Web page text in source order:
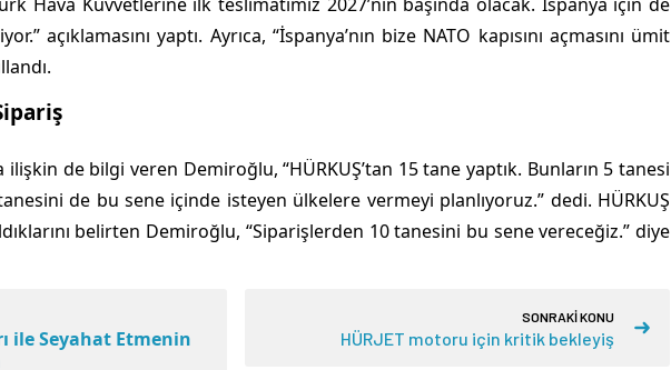
açıklamasını yaptı. Ayrıca, “İspanya’nın bize NATO kapısını açmasını ümit
ilişkin de bilgi veren Demiroğlu, “HÜRKUŞ’tan 15 tane yaptık. Bunların 5 tanesi
de bu sene içinde isteyen ülkelere vermeyi planlıyoruz.” dedi. HÜRKUŞ
belirten Demiroğlu, “Siparişlerden 10 tanesini bu sene vereceğiz.” diye
ile Seyahat Etmenin
SONRAKİ KONU
HÜRJET motoru için kritik bekleyiş